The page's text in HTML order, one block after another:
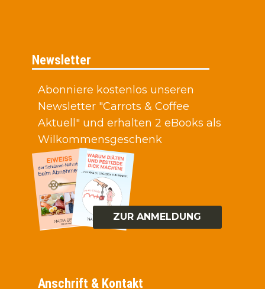
Newsletter
Abonniere kostenlos unseren
Newsletter "Carrots & Coffee
Aktuell" und erhalten 2 eBooks als
Wilkommensgeschenk
ZUR ANMELDUNG
Anschrift & Kontakt